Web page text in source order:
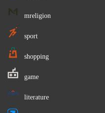
mreligion
sport
shopping
game
literature